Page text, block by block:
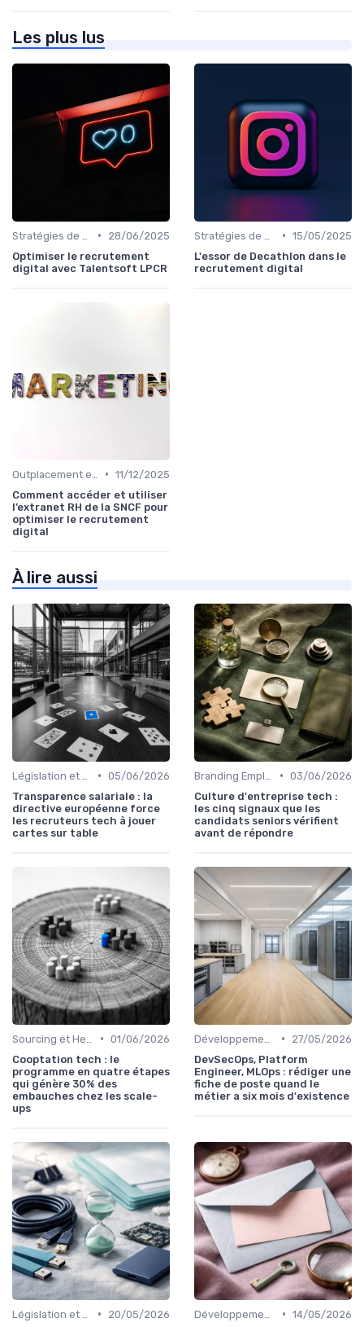
Les plus lus
•
28/06/2025
Optimiser le recrutement
digital avec Talentsoft LPCR
• 15/05/2025
L'essor de Decathlon dans le
recrutement digital
• 11/12/2025
Comment accéder et utiliser
l’extranet RH de la SNCF pour
optimiser le recrutement
digital
À lire aussi
• 05/06/2026
Transparence salariale : la
directive européenne force
les recruteurs tech à jouer
cartes sur table
• 03/06/2026
Culture d'entreprise tech :
les cinq signaux que les
candidats seniors vérifient
avant de répondre
• 01/06/2026
Cooptation tech : le
programme en quatre étapes
qui génère 30% des
embauches chez les scale-
ups
•
27/05/2026
DevSecOps, Platform
Engineer, MLOps : rédiger une
fiche de poste quand le
métier a six mois d'existence
•
20/05/2026
• 14/05/2026